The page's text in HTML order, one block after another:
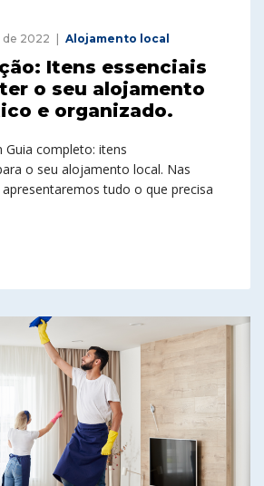
de 2022 Alojamento local
Itens essenciais
o seu alojamento
e organizado.
Guia completo: itens
o seu alojamento local. Nas
tudo o que precisa